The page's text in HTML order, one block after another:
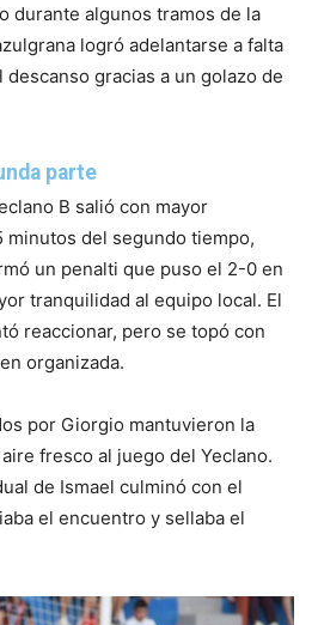
durante algunos tramos de la
logró adelantarse a falta
gracias a un golazo de
parte
B salió con mayor
minutos del segundo tiempo,
un penalti que puso el 2-0 en
tranquilidad al equipo local. El
reaccionar, pero se topó con
organizada.
por Giorgio mantuvieron la
fresco al juego del Yeclano.
de Ismael culminó con el
el encuentro y sellaba el